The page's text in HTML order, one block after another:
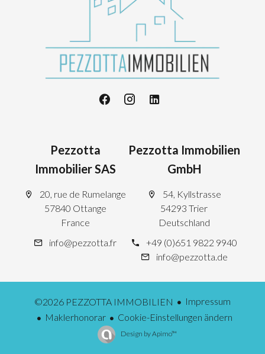
Pezzotta
Immobilier SAS
20, rue de Rumelange
57840 Ottange
France
info@pezzotta.fr
Pezzotta Immobilien
GmbH
54, Kyllstrasse
54293 Trier
Deutschland
+49 (0)651 9822 9940
info@pezzotta.de
©2026 PEZZOTTA IMMOBILIEN
Impressum
Maklerhonorar
Cookie-Einstellungen ändern
Design byApimo™